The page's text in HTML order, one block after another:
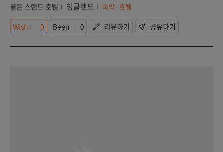
골든 스탠드 호텔 잉글랜드
숙박·호텔
Wish
0 Been 0 리뷰하기 공유하기